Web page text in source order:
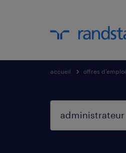
accueil offres d'emploi